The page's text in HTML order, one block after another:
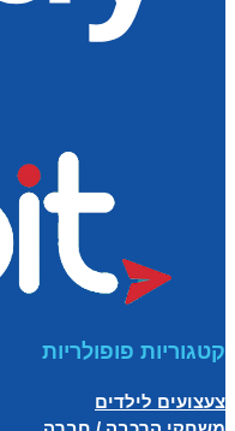
קטגוריות פופולריות
צעצועים לילדים